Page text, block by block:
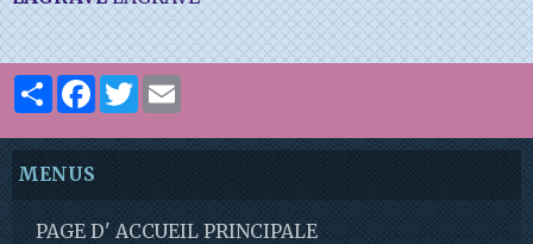
PartagerFacebook
Twitter
MENUS
PAGE D' ACCUEIL PRINCIPALE